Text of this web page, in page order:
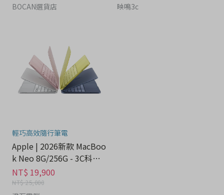
BOCAN選貨店 映鳴3c
輕巧高效隨行筆電
Apple | 2026新款 MacBoo
k Neo 8G/256G - 3C科技
分期
NT$ 19,900
NT$ 25,000